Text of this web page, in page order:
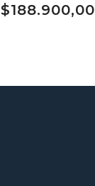
$188.900,00